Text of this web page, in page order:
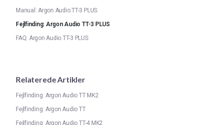
Manual: Argon Audio TT-3 PLUS
Fejlfinding: Argon Audio TT-3 PLUS
FAQ: Argon Audio TT-3 PLUS
Relaterede Artikler
Fejlfinding: Argon Audio TT MK2
Fejlfinding: Argon Audio TT
Fejlfinding: Argon Audio TT-4 MK2